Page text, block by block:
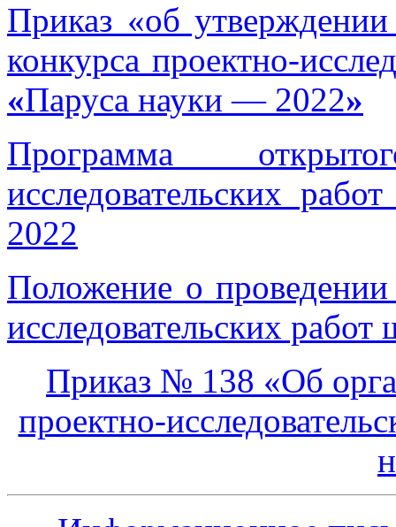
Приказ «об утверждении
конкурса проектно-
«Паруса науки — 2022»
Программа
исследовательских
2022
Положение о проведении
исследовательских
Приказ № 138 «Об
проектно-